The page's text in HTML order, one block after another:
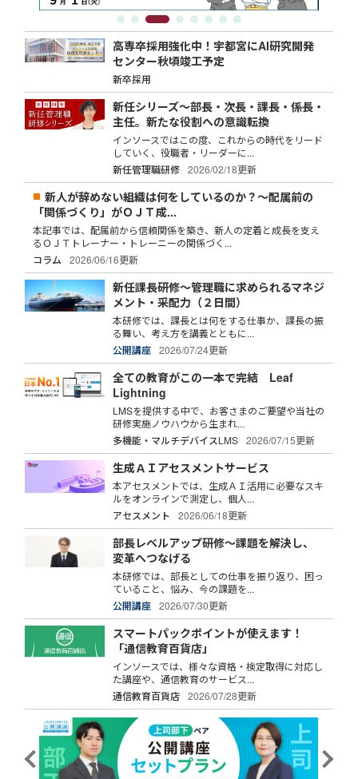
高専卒採用強化中！宇都宮にAI研究開発
センター秋頃竣工予定
新卒採用
新任シリーズ～部長・次長・課長・係長・
主任。新たな役割への意識転換
インソースではこの度、これからの時代をリード
していく、役職者・リーダーに...
新任管理職研修
2026/02/18更新
新人が辞めない組織は何をしているのか？～配属前の
「関係づくり」がＯＪＴ成...
本記事では、配属前から信頼関係を築き、新人の定着と成長を支え
るＯＪＴトレーナー・トレーニーの関係づく...
コラム
2026/06/16更新
新任課長研修～管理職に求められるマネジ
メント・采配力（２日間）
本研修では、課長とは何をする仕事か、課長の振
る舞い、考え方を講義とともに...
公開講座
2026/07/24更新
全ての教育がこの一本で完結 Leaf
Lightning
LMSを提供する中で、お客さまのご要望や当社の
研修実施ノウハウから生まれ...
多機能・マルチデバイスLMS
2026/07/15更新
生成ＡＩアセスメントサービス
本アセスメントでは、生成ＡＩ活用に必要なスキ
ルをオンラインで測定し、個人...
アセスメント
2026/06/18更新
部長レベルアップ研修～課題を解決し、
変革へつなげる
本研修では、部長としての仕事を振り返り、困っ
ていること、悩み、今の課題を...
公開講座
2026/07/30更新
スマートパックポイントが使えます！
「通信教育百貨店」
インソースでは、様々な資格・検定取得に対応し
た講座や、通信教育のサービス...
通信教育百貨店
2026/07/28更新